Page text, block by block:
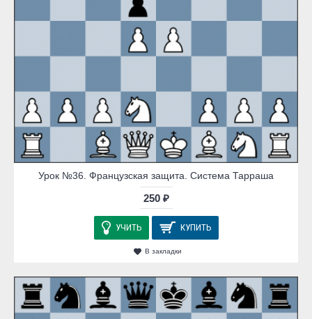
Урок №36. Французская защита. Система Тарраша
250 ₽
УЧИТЬ КУПИТЬ
В закладки